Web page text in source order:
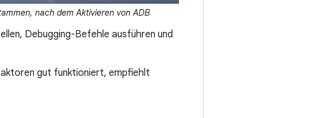
nach dem Aktivieren von ADB
Debugging-Befehle ausführen und
gut funktioniert, empfiehlt